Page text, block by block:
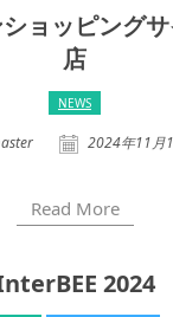
ョッピング
店
NEWS
2024年11月
Read More
2024